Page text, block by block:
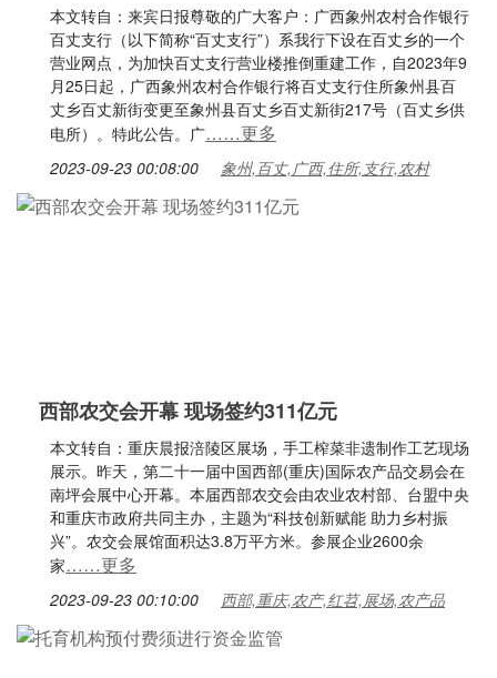
本文转自：来宾日报尊敬的广大客户：广西象州农村合作银行
百丈支行（以下简称“百丈支行”）系我行下设在百丈乡的一个
营业网点，为加快百丈支行营业楼推倒重建工作，自2023年9
月25日起，广西象州农村合作银行将百丈支行住所象州县百
丈乡百丈新街变更至象州县百丈乡百丈新街217号（百丈乡供
电所）。特此公告。广……更多
2023-09-23 00:08:00 象州,百丈,广西,住所,支行,农村
西部农交会开幕 现场签约311亿元
本文转自：重庆晨报涪陵区展场，手工榨菜非遗制作工艺现场
展示。昨天，第二十一届中国西部(重庆)国际农产品交易会在
南坪会展中心开幕。本届西部农交会由农业农村部、台盟中央
和重庆市政府共同主办，主题为“科技创新赋能 助力乡村振
兴”。农交会展馆面积达3.8万平方米。参展企业2600余
家……更多
2023-09-23 00:10:00 西部,重庆,农产,红苕,展场,农产品